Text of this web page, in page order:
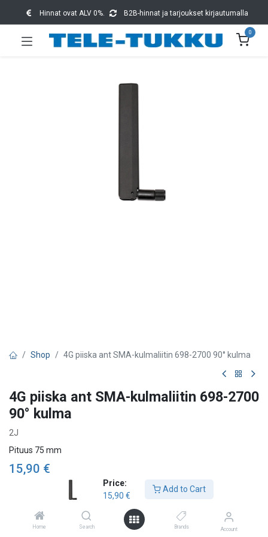
Price:
15,90 €
Add to Cart
Home Search Brands Account
Hinnat ovat ALV 0%. B2B-hinnat ja tarjoukset kirjautumalla
0
Shop 4G piiska ant SMA-kulmaliitin 698-2700 90° kulma
4G piiska ant SMA-kulmaliitin 698-2700
90° kulma
2J
Pituus 75 mm
15,90 €
Add to Cart